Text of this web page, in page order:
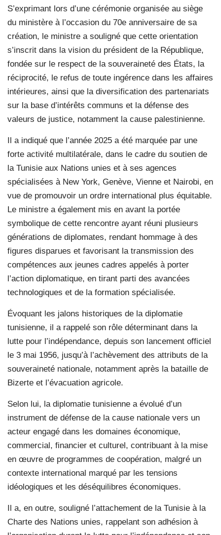
S’exprimant lors d’une cérémonie organisée au siège
du ministère à l’occasion du 70e anniversaire de sa
création, le ministre a souligné que cette orientation
s’inscrit dans la vision du président de la République,
fondée sur le respect de la souveraineté des États, la
réciprocité, le refus de toute ingérence dans les affaires
intérieures, ainsi que la diversification des partenariats
sur la base d’intérêts communs et la défense des
valeurs de justice, notamment la cause palestinienne.
Il a indiqué que l’année 2025 a été marquée par une
forte activité multilatérale, dans le cadre du soutien de
la Tunisie aux Nations unies et à ses agences
spécialisées à New York, Genève, Vienne et Nairobi, en
vue de promouvoir un ordre international plus équitable.
Le ministre a également mis en avant la portée
symbolique de cette rencontre ayant réuni plusieurs
générations de diplomates, rendant hommage à des
figures disparues et favorisant la transmission des
compétences aux jeunes cadres appelés à porter
l’action diplomatique, en tirant parti des avancées
technologiques et de la formation spécialisée.
Évoquant les jalons historiques de la diplomatie
tunisienne, il a rappelé son rôle déterminant dans la
lutte pour l’indépendance, depuis son lancement officiel
le 3 mai 1956, jusqu’à l’achèvement des attributs de la
souveraineté nationale, notamment après la bataille de
Bizerte et l’évacuation agricole.
Selon lui, la diplomatie tunisienne a évolué d’un
instrument de défense de la cause nationale vers un
acteur engagé dans les domaines économique,
commercial, financier et culturel, contribuant à la mise
en œuvre de programmes de coopération, malgré un
contexte international marqué par les tensions
idéologiques et les déséquilibres économiques.
Il a, en outre, souligné l’attachement de la Tunisie à la
Charte des Nations unies, rappelant son adhésion à